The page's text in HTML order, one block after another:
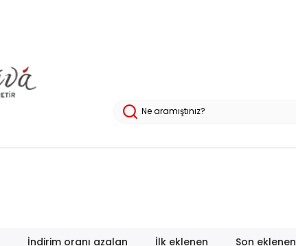
İndirim oranı azalan İlk eklenen Son eklenen